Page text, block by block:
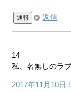
通報 返信
14
私、名無しのラ
2017年11月10日